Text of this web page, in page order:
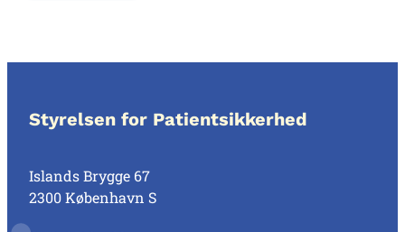
Styrelsen for Patientsikkerhed
Islands Brygge 67
2300 København S